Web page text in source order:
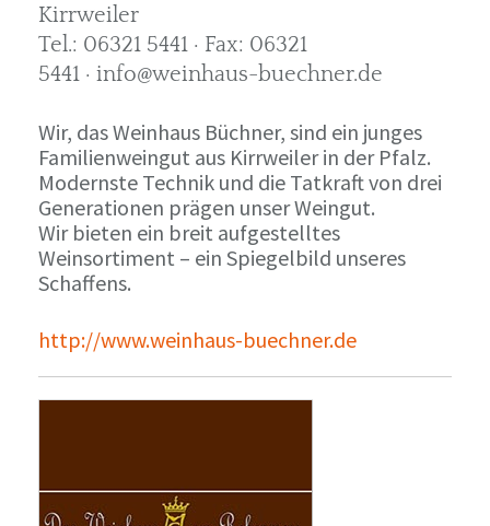
Kirrweiler
Tel.: 06321 5441 · Fax: 06321
5441 · info@weinhaus-buechner.de
Wir, das Weinhaus Büchner, sind ein junges
Familienweingut aus Kirrweiler in der Pfalz.
Modernste Technik und die Tatkraft von drei
Generationen prägen unser Weingut.
Wir bieten ein breit aufgestelltes
Weinsortiment – ein Spiegelbild unseres
Schaffens.
http://www.weinhaus-buechner.de